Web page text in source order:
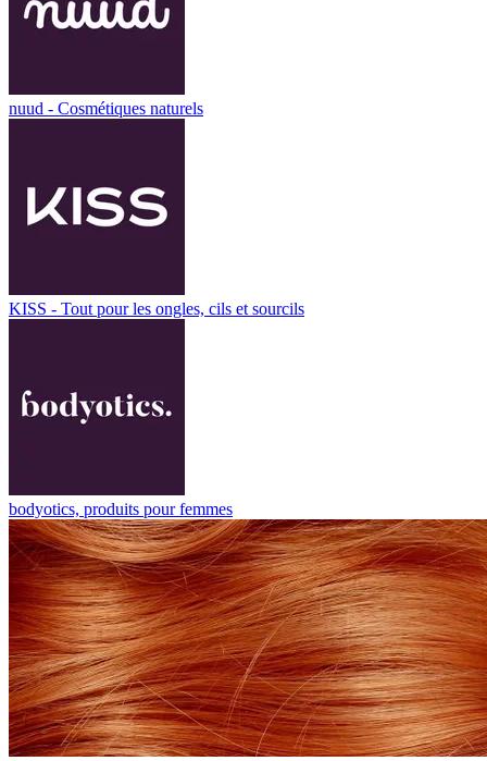
nuud - Cosmétiques naturels
KISS - Tout pour les ongles, cils et sourcils
bodyotics, produits pour femmes